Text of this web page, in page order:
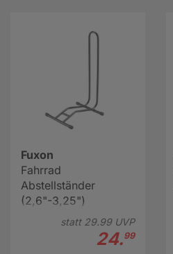
Fuxon
Fahrrad
Abstellständer
(2,6"-3,25")
statt 29.99UVP
24.99